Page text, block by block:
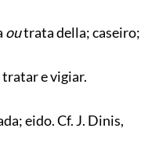
outrata della; caseiro;
tratar e vigiar.
eido. Cf. J. Dinis,